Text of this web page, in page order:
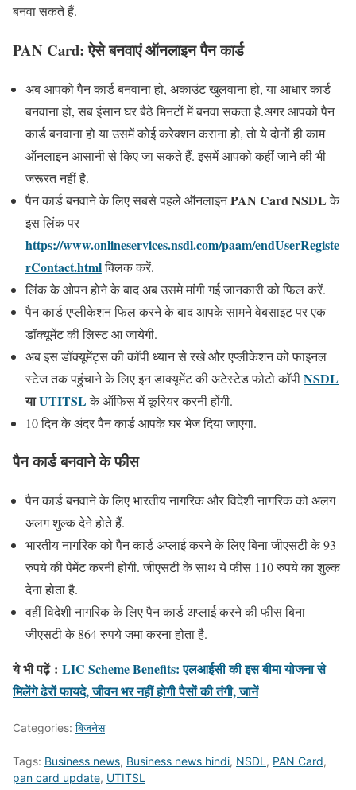
बनवा सकते हैं.
PAN Card: ऐसे बनवाएं ऑनलाइन पैन कार्ड
अब आपको पैन कार्ड बनवाना हो, अकाउंट खुलवाना हो, या आधार कार्ड
बनवाना हो, सब इंसान घर बैठे मिनटों में बनवा सकता है.अगर आपको पैन
कार्ड बनवाना हो या उसमें कोई करेक्शन कराना हो, तो ये दोनों ही काम
ऑनलाइन आसानी से किए जा सकते हैं. इसमें आपको कहीं जाने की भी
जरूरत नहीं है.
पैन कार्ड बनवाने के लिए सबसे पहले ऑनलाइनPAN Card NSDLके
इस लिंक पर
https://www.onlineservices.nsdl.com/paam/endUserRegiste
rContact.htmlक्लिक करें.
लिंक के ओपन होने के बाद अब उसमे मांगी गई जानकारी को फिल करें.
पैन कार्ड एप्लीकेशन फिल करने के बाद आपके सामने वेबसाइट पर एक
डॉक्यूमेंट की लिस्ट आ जायेगी.
अब इस डॉक्यूमेंट्स की कॉपी ध्यान से रखे और एप्लीकेशन को फाइनल
स्टेज तक पहुंचाने के लिए इन डाक्यूमेंट की अटेस्टेड फोटो कॉपीNSDL
याUTITSLके ऑफिस में कूरियर करनी होंगी.
10 दिन के अंदर पैन कार्ड आपके घर भेज दिया जाएगा.
पैन कार्ड बनवाने के फीस
पैन कार्ड बनवाने के लिए भारतीय नागरिक और विदेशी नागरिक को अलग
अलग शुल्क देने होते हैं.
भारतीय नागरिक को पैन कार्ड अप्लाई करने के लिए बिना जीएसटी के 93
रुपये की पेमेंट करनी होगी. जीएसटी के साथ ये फीस 110 रुपये का शुल्क
देना होता है.
वहीं विदेशी नागरिक के लिए पैन कार्ड अप्लाई करने की फीस बिना
जीएसटी के 864 रुपये जमा करना होता है.
ये भी पढ़ें : LIC Scheme Benefits: एलआईसी की इस बीमा योजना से
मिलेंगे ढेरों फायदे, जीवन भर नहीं होगी पैसों की तंगी, जानें
Categories: बिजनेस
Tags: Business news, Business news hindi, NSDL , PAN Card,
pan card update, UTITSL